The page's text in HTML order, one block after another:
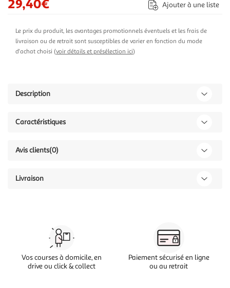
29,40€ Ajouter à une liste
Le prix du produit, les avantages promotionnels éventuels et les frais de
livraison ou de retrait sont susceptibles de varier en fonction du mode
d'achat choisi (voir détails et présélection ici)
Description
Caractéristiques
Avis clients(0)
Livraison
Vos courses à domicile, en
drive ou click & collect
Paiement sécurisé en ligne
ou au retrait